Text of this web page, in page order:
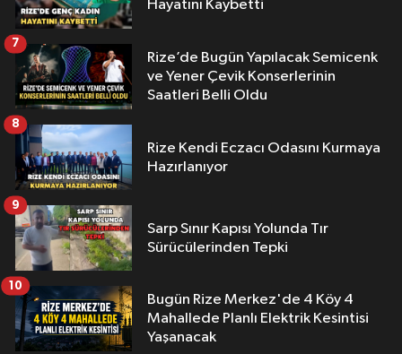
Hayatını Kaybetti
Rize’de Bugün Yapılacak Semicenk
ve Yener Çevik Konserlerinin
Saatleri Belli Oldu
7
Rize Kendi Eczacı Odasını Kurmaya
Hazırlanıyor
8
Sarp Sınır Kapısı Yolunda Tır
Sürücülerinden Tepki
9
Bugün Rize Merkez'de 4 Köy 4
Mahallede Planlı Elektrik Kesintisi
Yaşanacak
10